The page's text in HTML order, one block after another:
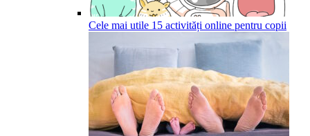
Cele mai utile 15 activități online pentru copii